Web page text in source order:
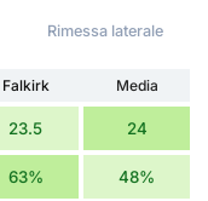
Rimessa laterale
Falkirk
Media
23.5 24
63% 48%